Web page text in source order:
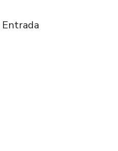
Entrada